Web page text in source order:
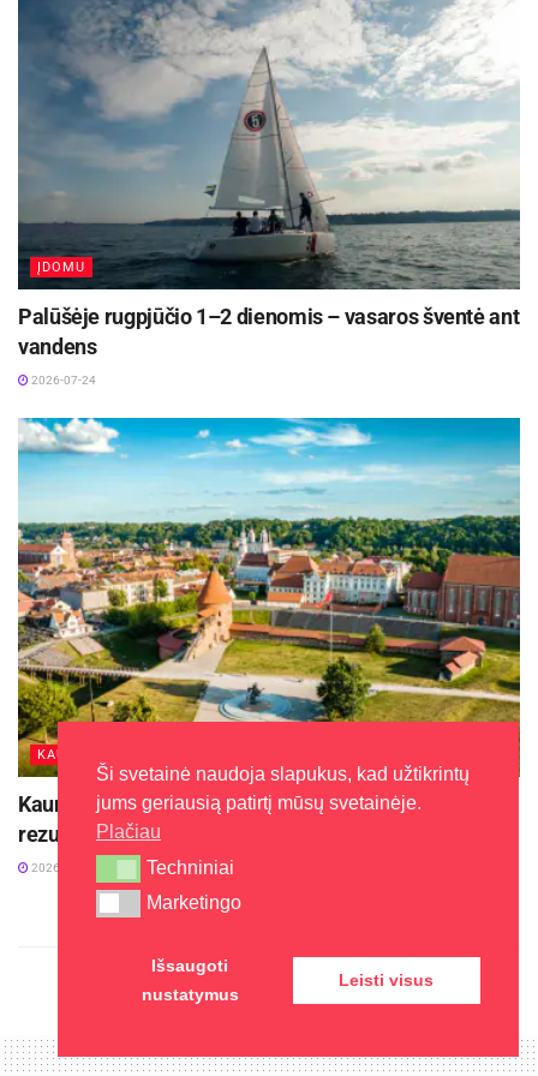
Kultūros centro ir G. Mackonienės nuotraukos
Ignalinos savivaldybė
Žymos: Savivalda
ĮDOMU
Palūšėje rugpjūčio 1–2 dienomis – vasaros šventė ant
vandens
2026-07-24
KAUNAS
Kauno abiturientų valstybinių brandos egzaminų
rezultatai – vėl geriausi šalyje
2026-07-24
Ši svetainė naudoja slapukus, kad užtikrintų
jums geriausią patirtį mūsų svetainėje.
Plačiau
Techniniai
Techniniai
Marketingo
Marketingo
Išsaugoti
nustatymus
Leisti visus